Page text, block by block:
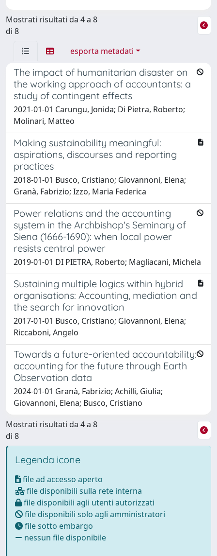
Mostrati risultati da 4 a 8
di 8
esporta metadati
The impact of humanitarian disaster on
the working approach of accountants: a
study of contingent effects
2021-01-01 Carungu, Jonida; Di Pietra, Roberto;
Molinari, Matteo
Making sustainability meaningful:
aspirations, discourses and reporting
practices
2018-01-01 Busco, Cristiano; Giovannoni, Elena;
Granà, Fabrizio; Izzo, Maria Federica
Power relations and the accounting
system in the Archbishop's Seminary of
Siena (1666-1690): when local power
resists central power
2019-01-01 DI PIETRA, Roberto; Magliacani, Michela
Sustaining multiple logics within hybrid
organisations: Accounting, mediation and
the search for innovation
2017-01-01 Busco, Cristiano; Giovannoni, Elena;
Riccaboni, Angelo
Towards a future-oriented accountability:
accounting for the future through Earth
Observation data
2024-01-01 Granà, Fabrizio; Achilli, Giulia;
Giovannoni, Elena; Busco, Cristiano
Mostrati risultati da 4 a 8
di 8
Legenda icone
file ad accesso aperto
file disponibili sulla rete interna
file disponibili agli utenti autorizzati
file disponibili solo agli amministratori
file sotto embargo
nessun file disponibile